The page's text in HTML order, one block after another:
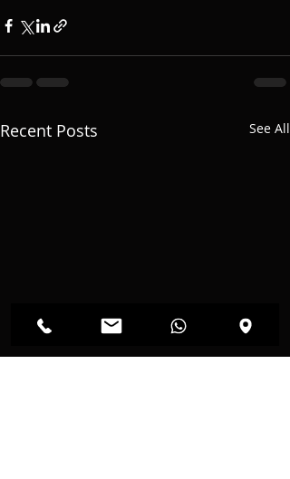
Recent Posts See All